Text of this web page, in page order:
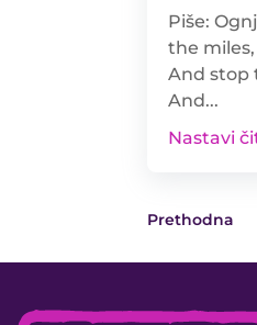
Piše:
the
And stop
And...
Nastavi
Prethodna